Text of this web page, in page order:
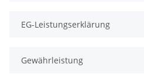
EG-Leistungserklärung
Gewährleistung